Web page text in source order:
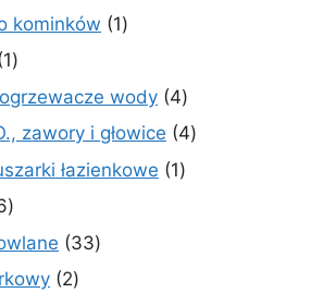
produktów
kominków 11
11
wody 44
produkty
zawory i głowice 44
łazienkowe 11
6
produktów
3333
22